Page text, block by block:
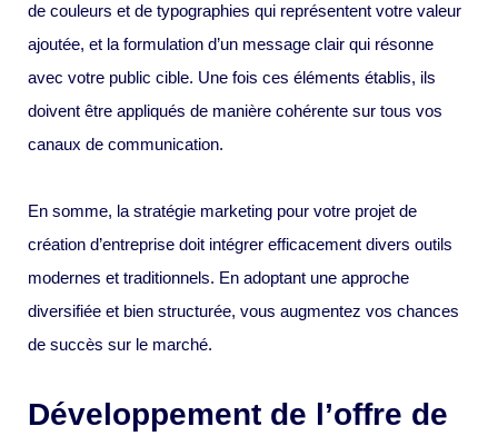
de couleurs et de typographies qui représentent votre valeur
ajoutée, et la formulation d’un message clair qui résonne
avec votre public cible. Une fois ces éléments établis, ils
doivent être appliqués de manière cohérente sur tous vos
canaux de communication.
En somme, la stratégie marketing pour votre projet de
création d’entreprise doit intégrer efficacement divers outils
modernes et traditionnels. En adoptant une approche
diversifiée et bien structurée, vous augmentez vos chances
de succès sur le marché.
Développement de l’offre de